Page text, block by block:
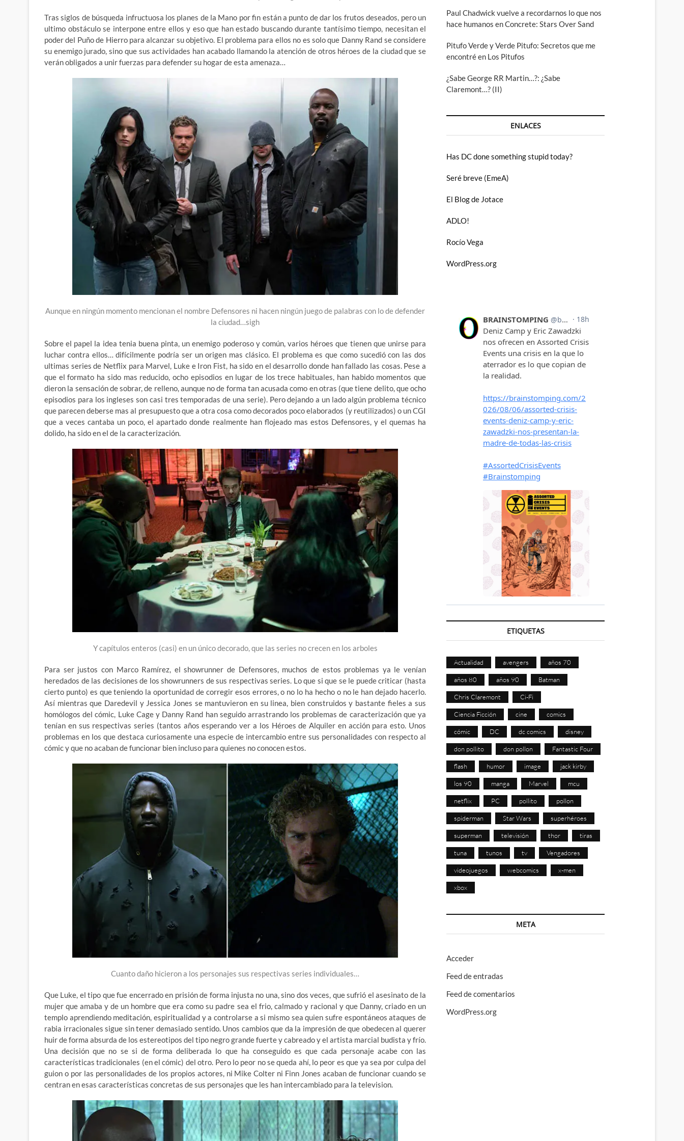
Tras siglos de búsqueda infructuosa los planes de la Mano por fin están a punto de dar los frutos deseados, pero un
ultimo obstáculo se interpone entre ellos y eso que han estado buscando durante tantísimo tiempo, necesitan el
poder del Puño de Hierro para alcanzar su objetivo. El problema para ellos no es solo que Danny Rand se considere
su enemigo jurado, sino que sus actividades han acabado llamando la atención de otros héroes de la ciudad que se
verán obligados a unir fuerzas para defender su hogar de esta amenaza…
Aunque en ningún momento mencionan el nombre Defensores ni hacen ningún juego de palabras con lo de defender
la ciudad…sigh
Sobre el papel la idea tenia buena pinta, un enemigo poderoso y común, varios héroes que tienen que unirse para
luchar contra ellos… difícilmente podría ser un origen mas clásico. El problema es que como sucedió con las dos
ultimas series de Netflix para Marvel, Luke e Iron Fist, ha sido en el desarrollo donde han fallado las cosas. Pese a
que el formato ha sido mas reducido, ocho episodios en lugar de los trece habituales, han habido momentos que
dieron la sensación de sobrar, de relleno, aunque no de forma tan acusada como en otras (que tiene delito, que ocho
episodios para los ingleses son casi tres temporadas de una serie). Pero dejando a un lado algún problema técnico
que parecen deberse mas al presupuesto que a otra cosa como decorados poco elaborados (y reutilizados) o un CGI
que a veces cantaba un poco, el apartado donde realmente han flojeado mas estos Defensores, y el quemas ha
dolido, ha sido en el de la caracterización.
Y capítulos enteros (casi) en un único decorado, que las series no crecen en los arboles
Para ser justos con Marco Ramírez, el showrunner de Defensores, muchos de estos problemas ya le venían
heredados de las decisiones de los showrunners de sus respectivas series. Lo que si que se le puede criticar (hasta
cierto punto) es que teniendo la oportunidad de corregir esos errores, o no lo ha hecho o no le han dejado hacerlo.
Así mientras que Daredevil y Jessica Jones se mantuvieron en su linea, bien construidos y bastante fieles a sus
homólogos del cómic, Luke Cage y Danny Rand han seguido arrastrando los problemas de caracterización que ya
tenían en sus respectivas series (tantos años esperando ver a los Héroes de Alquiler en acción para esto. Unos
problemas en los que destaca curiosamente una especie de intercambio entre sus personalidades con respecto al
cómic y que no acaban de funcionar bien incluso para quienes no conocen estos.
Cuanto daño hicieron a los personajes sus respectivas series individuales…
Que Luke, el tipo que fue encerrado en prisión de forma injusta no una, sino dos veces, que sufrió el asesinato de la
mujer que amaba y de un hombre que era como su padre sea el frio, calmado y racional y que Danny, criado en un
templo aprendiendo meditación, espiritualidad y a controlarse a si mismo sea quien sufre espontáneos ataques de
rabia irracionales sigue sin tener demasiado sentido. Unos cambios que da la impresión de que obedecen al querer
huir de forma absurda de los estereotipos del tipo negro grande fuerte y cabreado y el artista marcial budista y frío.
Una decisión que no se si de forma deliberada lo que ha conseguido es que cada personaje acabe con las
características tradicionales (en el cómic) del otro. Pero lo peor no se queda ahí, lo peor es que ya sea por culpa del
guion o por las personalidades de los propios actores, ni Mike Colter ni Finn Jones acaban de funcionar cuando se
centran en esas características concretas de sus personajes que les han intercambiado para la television.
Paul Chadwick vuelve a recordarnos lo que nos
hace humanos en Concrete: Stars Over Sand
Pitufo Verde y Verde Pitufo: Secretos que me
encontré en Los Pitufos
¿Sabe George RR Martin…?: ¿Sabe
Claremont…? (II)
ENLACES
Has DC done something stupid today?
Seré breve (EmeA)
El Blog de Jotace
ADLO!
Rocío Vega
WordPress.org
ETIQUETAS
Actualidad avengers años 70
años 80 años 90 Batman
Chris Claremont Ci-Fi
Ciencia Ficción cine comics
cómic DC dc comics disney
don pollito don pollon Fantastic Four
flash humor image jack kirby
los 90 manga Marvel mcu
netflix PC pollito pollon
spiderman Star Wars superhéroes
superman televisión thor tiras
tuna tunos tv Vengadores
videojuegos webcomics x-men
xbox
META
Acceder
Feed de entradas
Feed de comentarios
WordPress.org